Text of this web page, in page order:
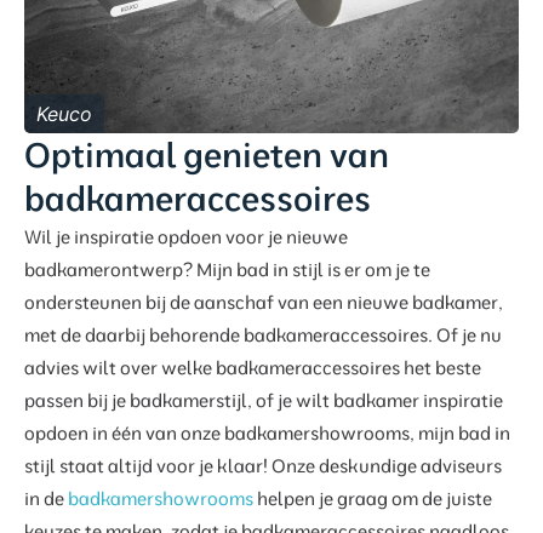
Optimaal genieten van
badkameraccessoires
Wil je inspiratie opdoen voor je nieuwe
badkamerontwerp? Mijn bad in stijl is er om je te
ondersteunen bij de aanschaf van een nieuwe badkamer,
met de daarbij behorende badkameraccessoires. Of je nu
advies wilt over welke badkameraccessoires het beste
passen bij je badkamerstijl, of je wilt badkamer inspiratie
opdoen in één van onze badkamershowrooms, mijn bad in
stijl staat altijd voor je klaar! Onze deskundige adviseurs
in de badkamershowrooms helpen je graag om de juiste
Keuco